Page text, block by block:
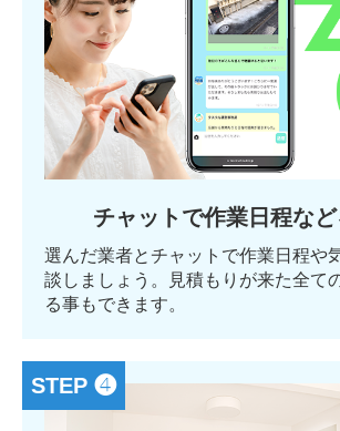
チャットで作業日程な
選んだ業者とチャットで作業日程や
談しましょう。見積もりが来た全て
る事もできます。
STEP ❹